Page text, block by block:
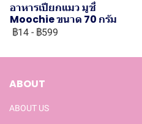
อาหารเปียกแมว มูชี่
Moochie ขนาด 70 กรัม
฿14 - ฿599
ABOUT
ABOUT US